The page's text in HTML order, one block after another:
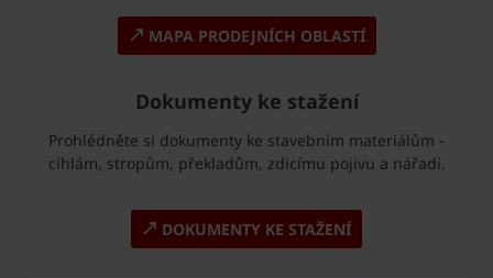
MAPA PRODEJNÍCH OBLASTÍ
Dokumenty ke stažení
Prohlédněte si dokumenty ke stavebním materiálům -
cihlám, stropům, překladům, zdicímu pojivu a nářadí.
DOKUMENTY KE STAŽENÍ